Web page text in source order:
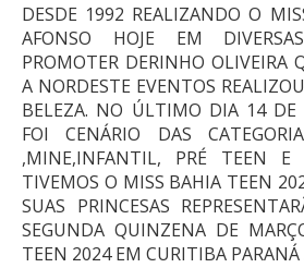
DESDE 1992 REALIZANDO O
AFONSO HOJE EM
PROMOTER DERINHO OLIVEIRA
A NORDESTE EVENTOS
BELEZA. NO ÚLTIMO DIA 14 DE
FOI CENÁRIO DAS
,MINE,INFANTIL, PRÉ TEEN E
TIVEMOS O MISS BAHIA TEEN
SUAS PRINCESAS
SEGUNDA QUINZENA DE
TEEN 2024 EM CURITIBA PARANÁ